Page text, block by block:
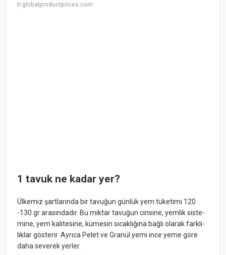
tr.globalproductprices.com
1 tavuk ne kadar yer?
Ülkemiz şartlarında bir tavuğun günlük yem tüketimi 120
-130 gr arasındadır. Bu miktar tavuğun cinsine, yemlik siste-
mine, yem kalitesine, kümesin sıcaklığına bağlı olarak farklı-
lıklar gösterir. Ayrıca Pelet ve Granül yemi ince yeme göre
daha severek yerler.